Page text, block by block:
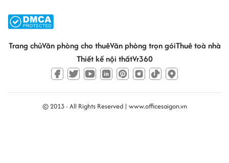
Trang chủVăn phòng cho thuêVăn phòng trọn góiThuê toà nhà
Thiết kế nội thấtVr360
© 2013 - All Rights Reserved | www.officesaigon.vn